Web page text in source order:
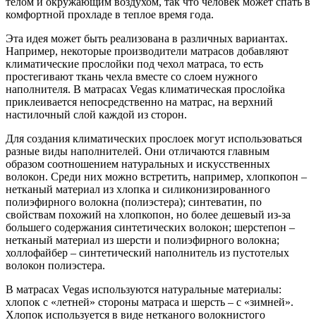
комфортной прохладе в теплое время года.
Эта идея может быть реализована в различных вариантах.
Например, некоторые производители матрасов добавляют
климатические прослойки под чехол матраса, то есть
простегивают ткань чехла вместе со слоем нужного
наполнителя. В матрасах Vegas климатическая прослойка
приклеивается непосредственно на матрас, на верхний
настилочный слой каждой из сторон.
Для создания климатических прослоек могут использоваться
разные виды наполнителей. Они отличаются главным
образом соотношением натуральных и искусственных
волокон. Среди них можно встретить, например, хлопкопон –
нетканый материал из хлопка и силиконизированного
полиэфирного волокна (полиэстера); синтеватин, по
свойствам похожий на хлопкопон, но более дешевый из-за
большего содержания синтетических волокон; шерстепон –
нетканый материал из шерсти и полиэфирного волокна;
холлофайбер – синтетический наполнитель из пустотелых
волокон полиэстера.
В матрасах Vegas используются натуральные материалы:
хлопок с «летней» стороны матраса и шерсть – с «зимней».
Хлопок используется в виде нетканого волокнистого